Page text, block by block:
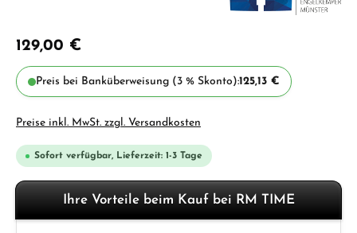
129,00 €
Preis bei Banküberweisung (3 % Skonto):125,13 €
Preise inkl. MwSt. zzgl. Versandkosten
Sofort verfügbar, Lieferzeit: 1-3 Tage
Ihre Vorteile beim Kauf bei RM TIME